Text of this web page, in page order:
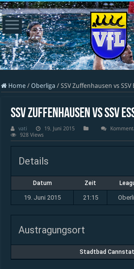
Home / Oberliga / SSV Zuffenhausen vs SSV
SSV Zuffenhausen vs SSV
vati 19. Juni 2015
928 Views
Details
Datum Zeit
19. Juni 2015 21:15
Austragungsort
Stadtbad